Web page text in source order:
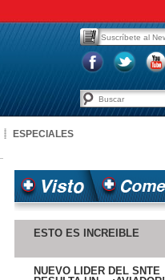
ESPECIALES
ESTO ES INCREÍBLE
NUEVO LÍDER DEL SNTE